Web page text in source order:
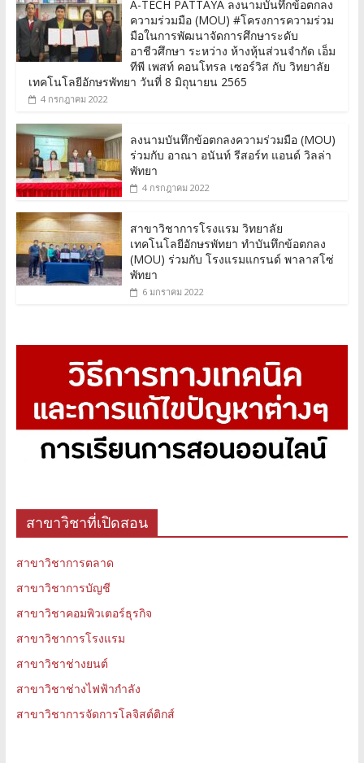
A-TECH PATTAYA ลงนามบันทึกข้อตกลง
ความร่วมมือ (MOU) #โครงการความร่วม
มือในการพัฒนาจัดการศึกษาระดับ
อาชีวศึกษา ระหว่าง ห้างหุ้นส่วนจำกัด เอ็ม
ทีพี เพสท์ คอนโทรล เซอร์วิส กับ วิทยาลัย
เทคโนโลยีอักษรพัทยา วันที่ 8 มิถุนายน 2565
4 กรกฎาคม 2022
ลงนามบันทึกข้อตกลงความร่วมมือ (MOU)
ร่วมกับ อาณา อนันท์ รีสอร์ท แอนด์ วิลล่า
พัทยา
4 กรกฎาคม 2022
สาขาวิชาการโรงแรม วิทยาลัย
เทคโนโลยีอักษรพัทยา ทำบันทึกข้อตกลง
(MOU) ร่วมกับ โรงแรมแกรนด์ พาลาสโซ่
พัทยา
6 มกราคม 2022
สาขาวิชาที่เปิดสอน
สาขาวิชาการตลาด
สาขาวิชาการบัญชี
สาขาวิชาคอมพิวเตอร์ธุรกิจ
สาขาวิชาการโรงแรม
สาขาวิชาช่างยนต์
สาขาวิชาช่างไฟฟ้ากำลัง
สาขาวิชาการจัดการโลจิสต์ติกส์